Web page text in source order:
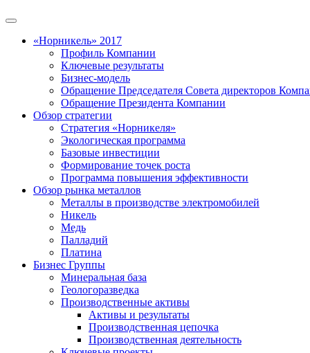
«Норникель» 2017
Профиль Компании
Ключевые результаты
Бизнес-модель
Обращение Председателя Совета директоров
Обращение Президента Компании
Обзор стратегии
Стратегия «Норникеля»
Экологическая программа
Базовые инвестиции
Формирование точек роста
Программа повышения эффективности
Обзор рынка металлов
Металлы в производстве электромобилей
Никель
Медь
Палладий
Платина
Бизнес Группы
Минеральная база
Геологоразведка
Производственные активы
Активы и результаты
Производственная цепочка
Производственная деятельность